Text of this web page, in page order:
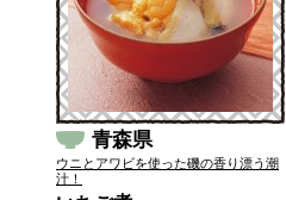
青森県
ウニとアワビを使った磯の香り漂う潮
汁！